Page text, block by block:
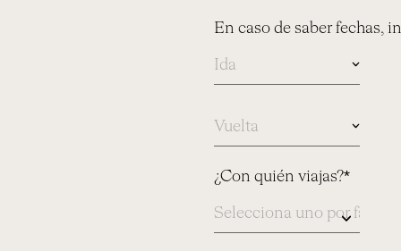
En caso de saber fechas,
caso
de
fechas,
aqui
¿Con quién viajas?*